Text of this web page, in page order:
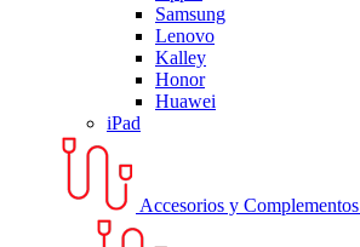
Samsung
Lenovo
Kalley
Honor
Huawei
iPad
Accesorios y Complementos